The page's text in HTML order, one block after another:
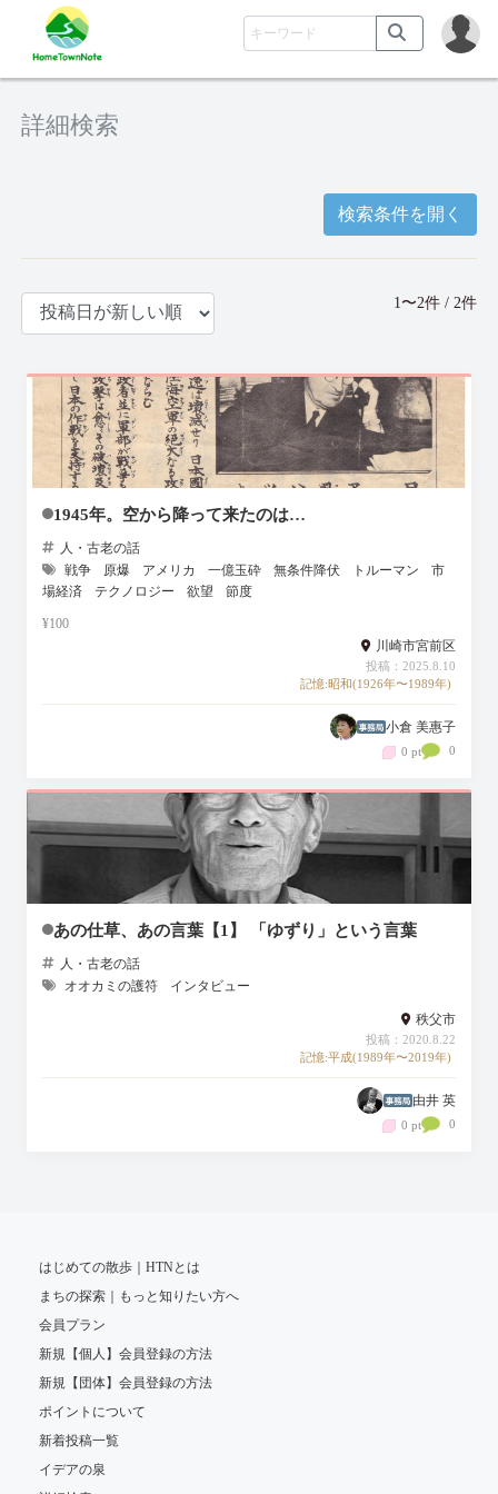
詳細検索
検索条件を開く
1〜2件 / 2件
1945年。空から降って来たのは…
人・古老の話
戦争
原爆 アメリカ 一億玉砕 無条件降伏 トルーマン
市
場経済
テクノロジー 欲望 節度
¥100
川崎市宮前区
投稿：2025.8.10
記憶:昭和(1926年〜1989年)
小倉 美惠子
0 pt 0
あの仕草、あの言葉【1】 「ゆずり」という言葉
人・古老の話
オオカミの護符
インタビュー
秩父市
投稿：2020.8.22
記憶:平成(1989年〜2019年)
由井 英
0 pt 0
はじめての散歩｜HTNとは
まちの探索｜もっと知りたい方へ
会員プラン
新規【個人】会員登録の方法
新規【団体】会員登録の方法
ポイントについて
新着投稿一覧
イデアの泉